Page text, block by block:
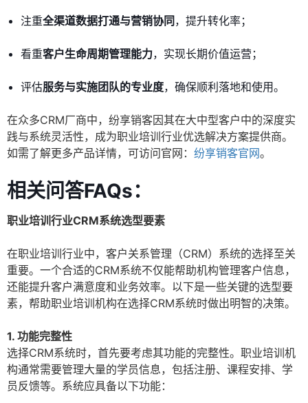
注重全渠道数据打通与营销协同 ，提升转化率；
看重客户生命周期管理能力，实现长期价值运营；
评估服务与实施团队的专业度，确保顺利落地和使用。
在众多CRM厂商中，纷享销客因其在大中型客户中的深度实
践与系统灵活性，成为职业培训行业优选解决方案提供商。
如需了解更多产品详情，可访问官网： 纷享销客官网。
相关问答FAQs：
职业培训行业CRM系统选型要素
在职业培训行业中，客户关系管理（CRM）系统的选择至关
重要。一个合适的CRM系统不仅能帮助机构管理客户信息，
还能提升客户满意度和业务效率。以下是一些关键的选型要
素，帮助职业培训机构在选择CRM系统时做出明智的决策。
1. 功能完整性
选择CRM系统时，首先要考虑其功能的完整性。职业培训机
构通常需要管理大量的学员信息，包括注册、课程安排、学
员反馈等。系统应具备以下功能：